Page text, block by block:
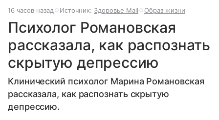
16 часов назад Источник: Здоровье Mail Образ жизни
Психолог Романовская
рассказала, как распознать
скрытую депрессию
Клинический психолог Марина Романовская
рассказала, как распознать скрытую
депрессию.